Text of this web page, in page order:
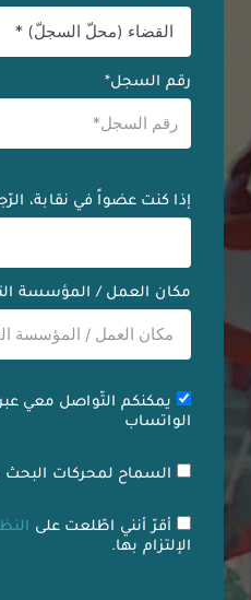
رقم السجل*
إذا كنت عضواً في نقابة،
مكان العمل / المؤسسة
يمكنكم التّواصل معي
الواتساب
السماح لمحركات
أقرّ أنني اطّلعت على
الإلتزام بها.